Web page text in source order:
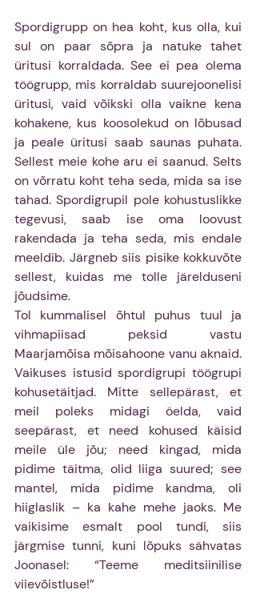
Spordigrupp on hea koht, kus olla, kui
sul on paar sõpra ja natuke tahet
üritusi korraldada. See ei pea olema
töögrupp, mis korraldab suurejoonelisi
üritusi, vaid võikski olla vaikne kena
kohakene, kus koosolekud on lõbusad
ja peale üritusi saab saunas puhata.
Sellest meie kohe aru ei saanud. Selts
on võrratu koht teha seda, mida sa ise
tahad. Spordigrupil pole kohustuslikke
tegevusi, saab ise oma loovust
rakendada ja teha seda, mis endale
meeldib. Järgneb siis pisike kokkuvõte
sellest, kuidas me tolle järelduseni
jõudsime.
Tol kummalisel õhtul puhus tuul ja
vihmapiisad peksid vastu
Maarjamõisa mõisahoone vanu aknaid.
Vaikuses istusid spordigrupi töögrupi
kohusetäitjad. Mitte sellepärast, et
meil poleks midagi öelda, vaid
seepärast, et need kohused käisid
meile üle jõu; need kingad, mida
pidime täitma, olid liiga suured; see
mantel, mida pidime kandma, oli
hiiglaslik – ka kahe mehe jaoks. Me
vaikisime esmalt pool tundi, siis
järgmise tunni, kuni lõpuks sähvatas
Joonasel: “Teeme meditsiinilise
viievõistluse!”